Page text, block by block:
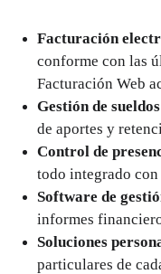
Facturación
conforme con las
Facturación Web
Gestión de sueldos
de aportes y
Control de
todo integrado
Software de
informes
Soluciones
particulares de